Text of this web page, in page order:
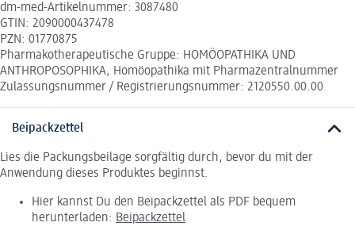
dm-med-Artikelnummer: 3087480
GTIN: 2090000437478
PZN: 01770875
Pharmakotherapeutische Gruppe: HOMÖOPATHIKA UND
ANTHROPOSOPHIKA, Homöopathika mit Pharmazentralnummer
Zulassungsnummer / Registrierungsnummer: 2120550.00.00
Beipackzettel
Lies die Packungsbeilage sorgfältig durch, bevor du mit der
Anwendung dieses Produktes beginnst.
Hier kannst Du den Beipackzettel als PDF bequem
herunterladen: Beipackzettel